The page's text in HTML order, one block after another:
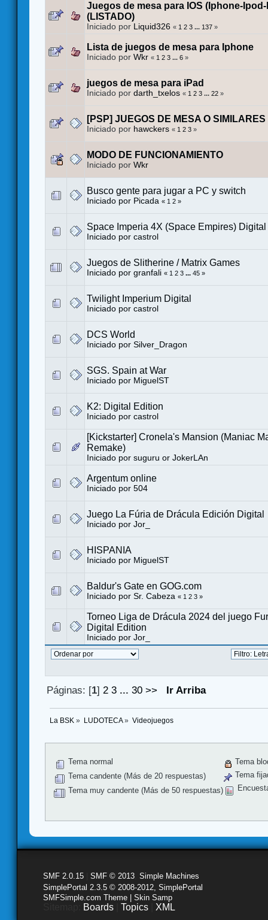
Juegos de mesa para IOS (Iphone-
(LISTADO)
Iniciado por Liquid326 « 1 2 3 ... 137 »
Lista de juegos de mesa para Iphone
Iniciado por Wkr « 1 2 3 ... 6 »
juegos de mesa para iPad
Iniciado por darth_txelos « 1 2 3 ... 22 »
[PSP] JUEGOS DE MESA O
Iniciado por hawckers « 1 2 3 »
MODO DE FUNCIONAMIENTO
Iniciado por Wkr
Busco gente para jugar a PC y switch
Iniciado por Picada « 1 2 »
Space Imperia 4X (Space Empires) Digital
Iniciado por castrol
Juegos de Slitherine / Matrix Games
Iniciado por granfali « 1 2 3 ... 45 »
Twilight Imperium Digital
Iniciado por castrol
DCS World
Iniciado por Silver_Dragon
SGS. Spain at War
Iniciado por MiguelST
K2: Digital Edition
Iniciado por castrol
[Kickstarter] Cronela's Mansion (Maniac
Remake)
Iniciado por suguru or JokerLAn
Argentum online
Iniciado por 504
Juego La Fúria de Drácula Edición Digital
Iniciado por Jor_
HISPANIA
Iniciado por MiguelST
Baldur's Gate en GOG.com
Iniciado por Sr. Cabeza « 1 2 3 »
Torneo Liga de Drácula 2024 del juego
Digital Edition
Iniciado por Jor_
Páginas: [1] 2 3 ...30 >> Ir Arriba
La BSK » LUDOTECA» Videojuegos
Tema normal
Tema candente (Más de 20 respuestas)
Tema muy candente (Más de 50 respuestas)
Tema
Tema
SMF 2.0.15 SMF © 2013 Simple Machines
SimplePortal 2.3.5 © 2008-2012, SimplePortal
SMFSimple.com Theme | Skin Samp
Boards Topics XML